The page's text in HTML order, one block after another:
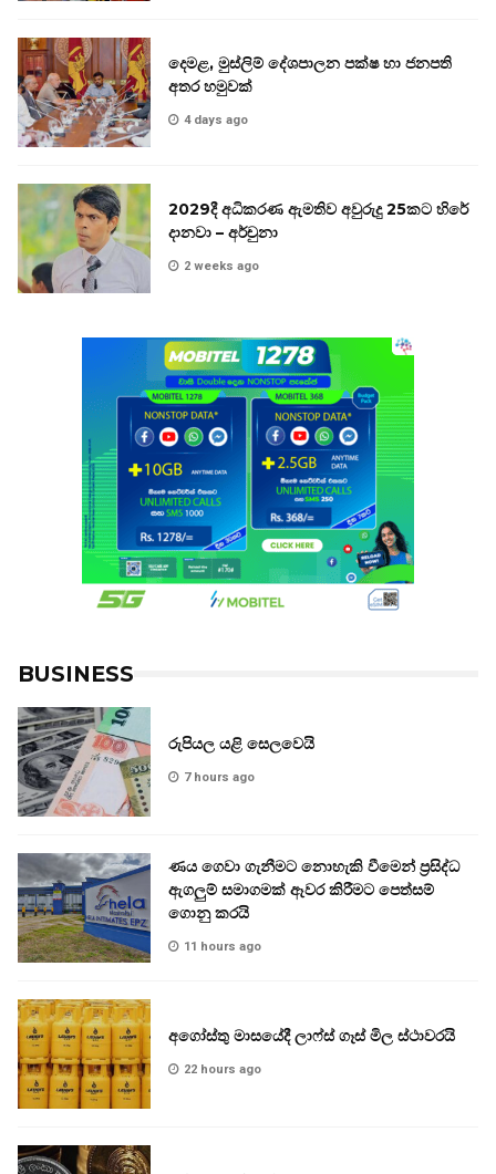
දෙමළ, මුස්ලිම් දේශපාලන පක්ෂ හා ජනපති
අතර හමුවක්
4 days ago
2029දී අධිකරණ ඇමතිව අවුරුදු 25කට හිරේ
දානවා – අර්චුනා
2 weeks ago
BUSINESS
රුපියල යළි සෙලවෙයි
7 hours ago
ණය ගෙවා ගැනීමට නොහැකි වීමෙන් ප්‍රසිද්ධ
ඇගලුම් සමාගමක් ඈවර කිරීමට පෙත්සම්
ගොනු කරයි
11 hours ago
අගෝස්තු මාසයේදී ලාෆ්ස් ගෑස් මිල ස්ථාවරයි
22 hours ago